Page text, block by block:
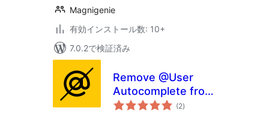
Magnigenie
有効インストール数: 10+
7.0.2で検証済み
Remove @User
Autocomplete from
Block Editor (2個
の)